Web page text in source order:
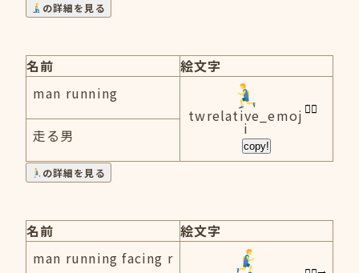
の詳細を見る
名前
絵文字
man running
twrelative_emoj
i
copy!
走る男
の詳細を見る
名前
絵文字
man running facing r